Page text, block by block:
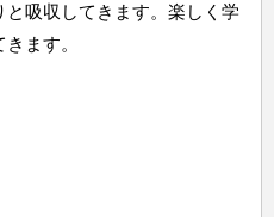
吸収してきます。楽しく学
ます。